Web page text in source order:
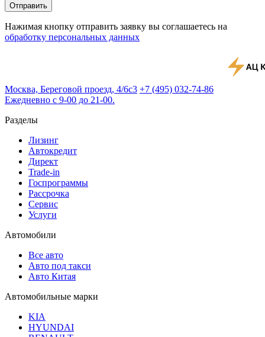
Отправить
Нажимая кнопку отправить заявку вы соглашаетесь на
обработку персональных данных
Москва, Береговой проезд, 4/6с3 +7 (495) 032-74-86
Ежедневно с 9-00 до 21-00.
Разделы
Лизинг
Автокредит
Директ
Trade-in
Госпрограммы
Рассрочка
Сервис
Услуги
Автомобили
Все авто
Авто под такси
Авто Китая
Автомобильные марки
KIA
HYUNDAI